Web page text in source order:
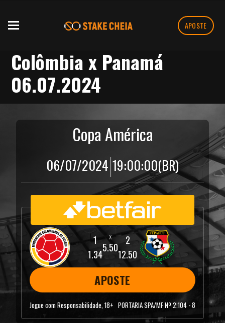
APOSTE
Colômbia x Panamá
06.07.2024
Copa América
06/07/2024|19:00:00(BR)
1.34
5.50
12.50
APOSTE
Jogue com Responsabilidade, 18+ PORTARIA SPA/MF Nº 2.104 - 8